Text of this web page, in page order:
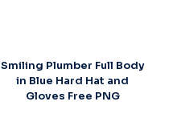
Smiling Plumber Full Body
in Blue Hard Hat and
Gloves Free PNG